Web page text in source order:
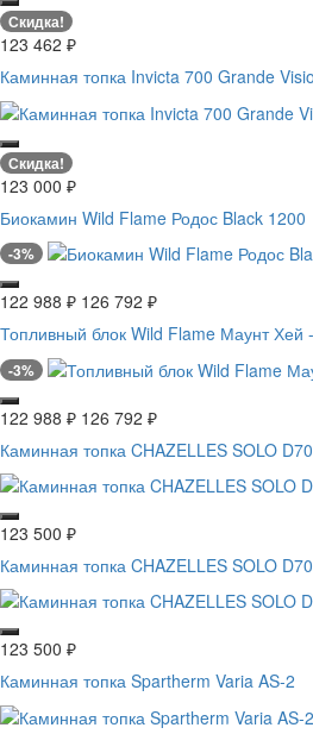
Скидка!
123 462 ₽
Каминная топка Invicta 700 Grande
Скидка!
123 000 ₽
Биокамин Wild Flame Родос Black 1200
-3%
122 988 ₽ 126 792 ₽
Топливный блок Wild Flame Маунт Хей
-3%
122 988 ₽ 126 792 ₽
Каминная топка CHAZELLES SOLO
123 500 ₽
Каминная топка CHAZELLES SOLO
123 500 ₽
Каминная топка Spartherm Varia AS-2